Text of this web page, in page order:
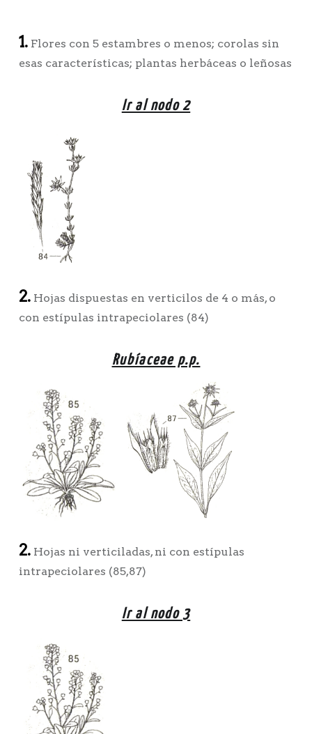
1.Flores con 5 estambres o menos; corolas sin
esas características; plantas herbáceas o leñosas
Ir al nodo 2
2.Hojas dispuestas en verticilos de 4 o más, o
con estípulas intrapeciolares (84)
Rubíaceae p.p.
2.Hojas ni verticiladas, ni con estípulas
intrapeciolares (85,87)
Ir al nodo 3